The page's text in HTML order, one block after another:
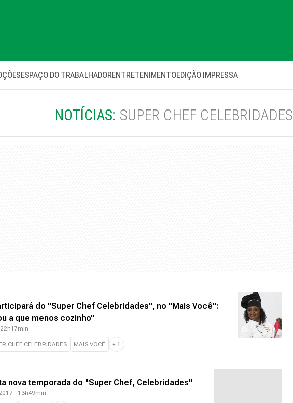
ESPAÇO DO TRABALHADORENTRETENIMENTOEDIÇÃO IMPRESSA
NOTÍCIAS: SUPER CHEF CELEBRIDADES
do "Super Chef Celebridades", no "Mais Você":
a que menos cozinho"
CHEF CELEBRIDADES MAIS VOCÊ + 1
nova temporada do "Super Chef, Celebridades"
- 13h49min